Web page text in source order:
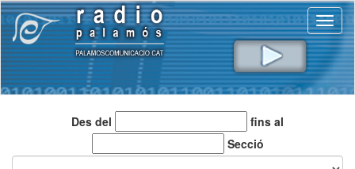
Des del
fins al
Secció